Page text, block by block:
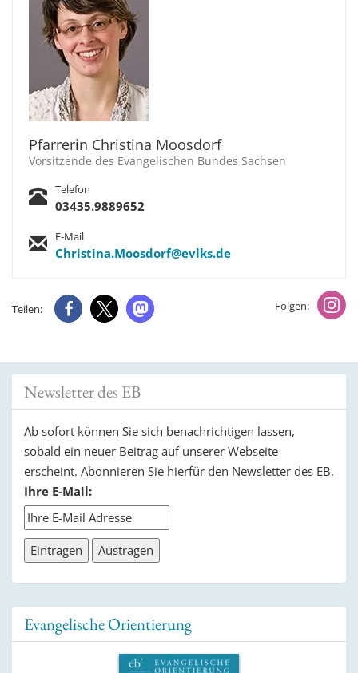
Pfarrerin Christina Moosdorf
Vorsitzende des Evangelischen Bundes Sachsen
Telefon
03435.9889652
E-Mail
Christina.Moosdorf@evlks.de
Teilen: Folgen:
Newsletter des EB
Ab sofort können Sie sich benachrichtigen lassen,
sobald ein neuer Beitrag auf unserer Webseite
erscheint. Abonnieren Sie hierfür den Newsletter des EB.
Ihre E-Mail:
Evangelische Orientierung